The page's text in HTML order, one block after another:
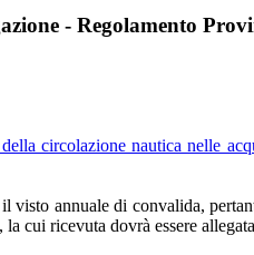
- Regolamento
circolazione nautica nelle
annuale di convalida,
cui ricevuta dovrà essere